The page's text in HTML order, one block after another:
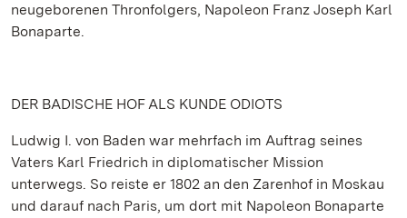
neugeborenen Thronfolgers, Napoleon Franz Joseph Karl
Bonaparte.
DER BADISCHE HOF ALS KUNDE ODIOTS
Ludwig I. von Baden war mehrfach im Auftrag seines
Vaters Karl Friedrich in diplomatischer Mission
unterwegs. So reiste er 1802 an den Zarenhof in Moskau
und darauf nach Paris, um dort mit Napoleon Bonaparte